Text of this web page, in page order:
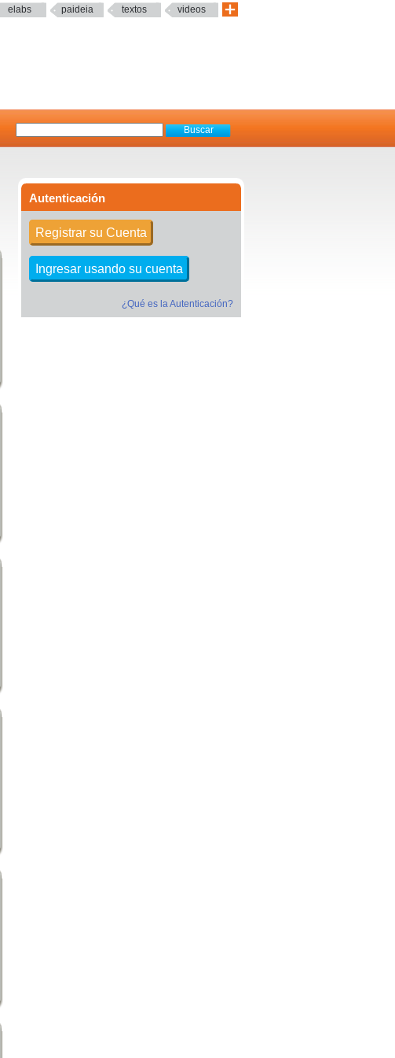
elabs paideia textos videos
Autenticación
Registrar su Cuenta
Ingresar usando su cuenta
¿Qué es la Autenticación?